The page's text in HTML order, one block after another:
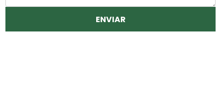
ENVIAR